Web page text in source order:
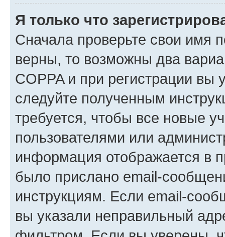
Я только что
Сначала проверьте свои имя
верны, то возможны два
COPPA и при регистрации вы
следуйте полученным
требуется, чтобы все новые
пользователями или
информация отображается в
было прислано email-
инструкциям. Если email-
вы указали неправильный